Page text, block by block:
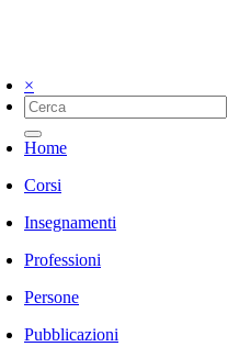
×
Home
Corsi
Insegnamenti
Professioni
Persone
Pubblicazioni